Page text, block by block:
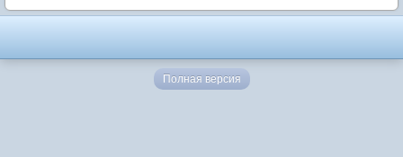
Полная версия